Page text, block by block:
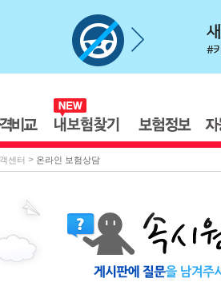
센터 > 온라인 보험상담